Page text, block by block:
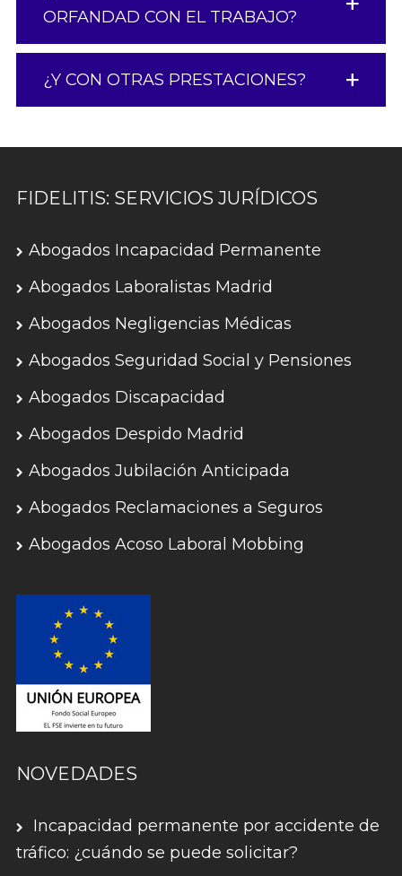
ORFANDAD CON EL TRABAJO?
¿Y CON OTRAS PRESTACIONES?
FIDELITIS: SERVICIOS JURÍDICOS
Abogados Incapacidad Permanente
Abogados Laboralistas Madrid
Abogados Negligencias Médicas
Abogados Seguridad Social y Pensiones
Abogados Discapacidad
Abogados Despido Madrid
Abogados Jubilación Anticipada
Abogados Reclamaciones a Seguros
Abogados Acoso Laboral Mobbing
NOVEDADES
Incapacidad permanente por accidente de
tráfico: ¿cuándo se puede solicitar?